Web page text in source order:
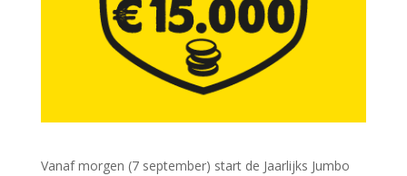
Vanaf morgen (7 september) start de Jaarlijks Jumbo